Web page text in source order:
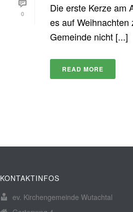
0
Die erste Kerze am
es auf
Gemeinde nicht [...]
READ MORE
KONTAKTINFOS
ev. Kirchengemeinde Wutachtal